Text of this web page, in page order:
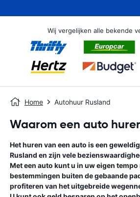
Wij vergelijken alle bekende
Home Autohuur Rusland
Waarom een auto
Het huren van een auto is een
Rusland en zijn vele
Met een auto kunt u in uw eigen tempo
bestemmingen buiten de gebaande
profiteren van het uitgebreide